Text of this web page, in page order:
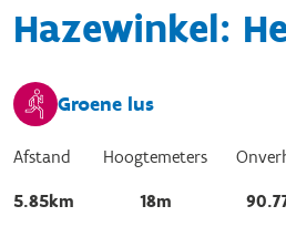
Hazewinkel:
Groene lus
Afstand
5.85km
Hoogtemeters
18m